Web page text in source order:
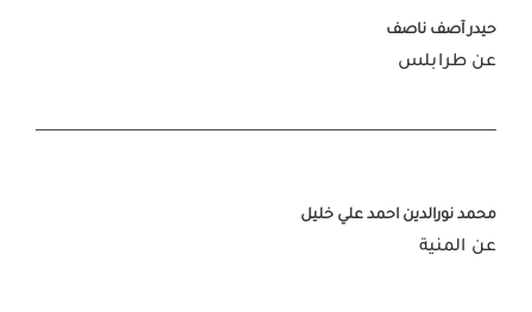
حيدر آصف ناصف
عن طرابلس
محمد نورالدين احمد علي خليل
عن المنية